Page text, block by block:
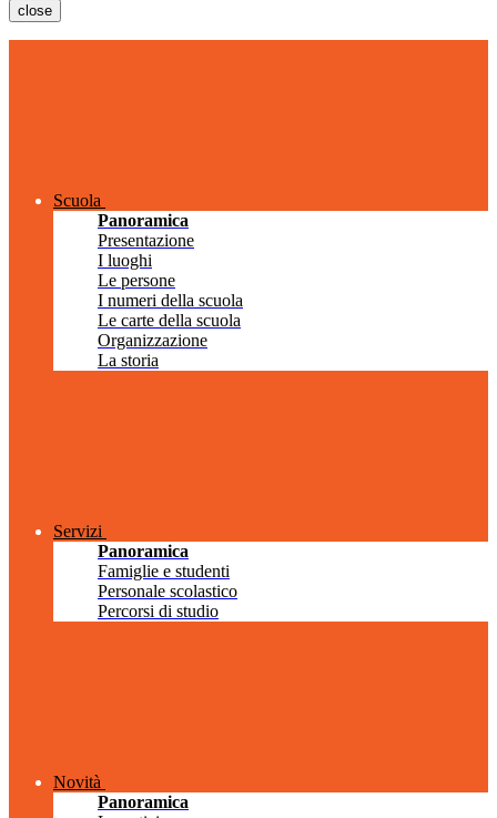
close
Scuola
Panoramica
Presentazione
I luoghi
Le persone
I numeri della scuola
Le carte della scuola
Organizzazione
La storia
Servizi
Panoramica
Famiglie e studenti
Personale scolastico
Percorsi di studio
Novità
Panoramica